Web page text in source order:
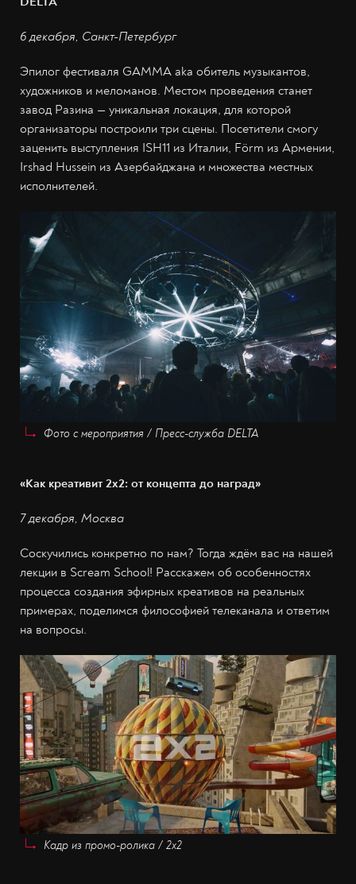
6 декабря, Санкт-Петербург
Эпилог фестиваля GAMMA aka обитель музыкантов,
художников и меломанов. Местом проведения станет
завод Разина — уникальная локация, для которой
организаторы построили три сцены. Посетители смогу
заценить выступления ISH11 из Италии, Förm из Армении,
Irshad Hussein из Азербайджана и множества местных
исполнителей.
Фото с мероприятия / Пресс-служба DELTA
«Как креативит 2х2: от концепта до наград»
7 декабря, Москва
Соскучились конкретно по нам? Тогда ждём вас на нашей
лекции в Scream School! Расскажем об особенностях
процесса создания эфирных креативов на реальных
примерах, поделимся философией телеканала и ответим
на вопросы.
Кадр из промо-ролика / 2x2